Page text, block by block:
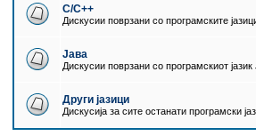
C/C++
Дискусии поврзани со програмските
Јава
Дискусии поврзани со програмскиот јазик
Други јазици
Дискусија за сите останати програмски